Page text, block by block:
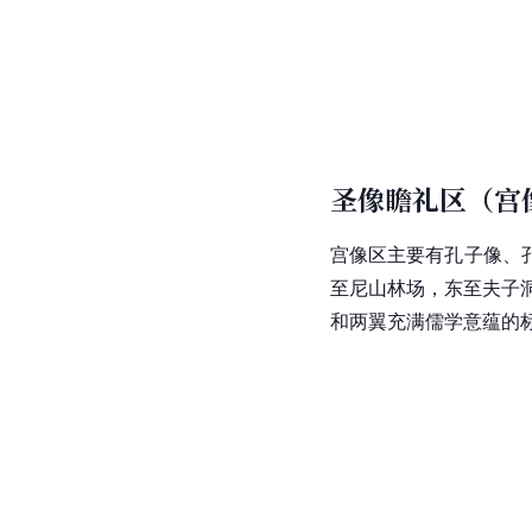
圣像瞻礼区（宫
宫像区主要有孔子像、
至尼山林场 ，东至夫子
和两翼充满儒学意蕴的